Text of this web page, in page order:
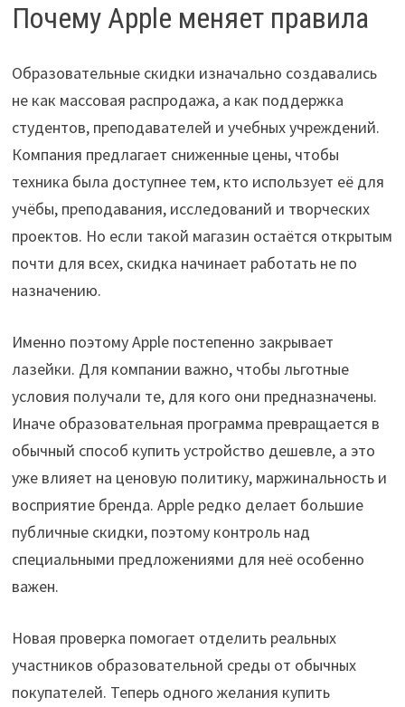
Почему Apple меняет правила
Образовательные скидки изначально создавались
не как массовая распродажа, а как поддержка
студентов, преподавателей и учебных учреждений.
Компания предлагает сниженные цены, чтобы
техника была доступнее тем, кто использует её для
учёбы, преподавания, исследований и творческих
проектов. Но если такой магазин остаётся открытым
почти для всех, скидка начинает работать не по
назначению.
Именно поэтому Apple постепенно закрывает
лазейки. Для компании важно, чтобы льготные
условия получали те, для кого они предназначены.
Иначе образовательная программа превращается в
обычный способ купить устройство дешевле, а это
уже влияет на ценовую политику, маржинальность и
восприятие бренда. Apple редко делает большие
публичные скидки, поэтому контроль над
специальными предложениями для неё особенно
важен.
Новая проверка помогает отделить реальных
участников образовательной среды от обычных
покупателей. Теперь одного желания купить